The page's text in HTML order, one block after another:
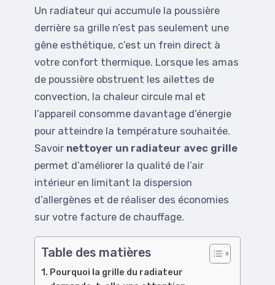
Un radiateur qui accumule la poussière
derrière sa grille n’est pas seulement une
gêne esthétique, c’est un frein direct à
votre confort thermique. Lorsque les amas
de poussière obstruent les ailettes de
convection, la chaleur circule mal et
l’appareil consomme davantage d’énergie
pour atteindre la température souhaitée.
Savoir nettoyer un radiateur avec grille
permet d’améliorer la qualité de l’air
intérieur en limitant la dispersion
d’allergènes et de réaliser des économies
sur votre facture de chauffage.
Table des matières
Pourquoi la grille du radiateur